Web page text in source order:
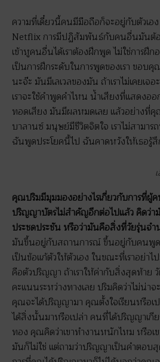
ความที่เดี๋ยวนี้คนมีมือถือก็จะอยู่กับตัวเ
Netflix การมีปฏิสัมพันธ์กับคนอื่นมันต้อ
เข้าหูคนอื่นได้เราต้องฝึกพูด ไม่ใช่การฝึ
เป็นการฝึกระดับในการพูดของเรา ขอบ
นะจ๊ะ มันมีเลเวลของมัน ถ้าเราไม่เคยเจอ
เราจะใช้คำพูดคำไหน น้ำเสียงที่แสดงออ
ทอดเสียง มันมีผลหมดเลย แล้วอย่างที่
บาลานซ์ มนุษย์มีชีวิตจิตใจ เราไม่สามาร
ฉันพูดประโยคนี้ไป ฉันคาดหวังให้เธอรู้
คุณปริมมีมุมมองอย่างไรเกี่ยวกับการที่
ปริญญาบัตรไม่สำคัญอีกต่อไปแล้ว คิดว่
ประชดประชัน หรือว่ามันคือสิ่งที่วัยรุ่นจ
มันขึ้นอยู่กับสถานการณ์ ขึ้นอยู่กับคนพู
เป็นข้อแก้ตัวให้ตัวเอง ในขณะที่เราอย่า
คือตัวปริญญา ถ้าเราให้ค่ากับสิ่งสุดท้าย
คะแนนระหว่างทางเลย ปริมคิดว่าไม่น่าจ
คุณจะได้ปริญญามา คุณตั้งใจเรียนหรือ
ได้สิ่งนั้นมาหรือเปล่า คนที่ได้ปริญญาเ
ทอง คุณคิดว่าเขาทำงานหนักไหม หรือเ
มันก็ไม่ใช่ แต่ถามว่าปริญญาเป็นคำตอบ